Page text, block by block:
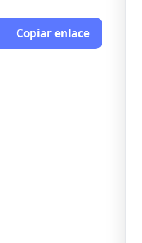
Copiar enlace